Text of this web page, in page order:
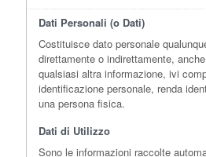
Dati Personali (o Dati)
Costituisce dato personale
direttamente o indirettamente,
qualsiasi altra informazione, ivi
identificazione personale, renda
una persona fisica.
Dati di Utilizzo
Sono le informazioni raccolte